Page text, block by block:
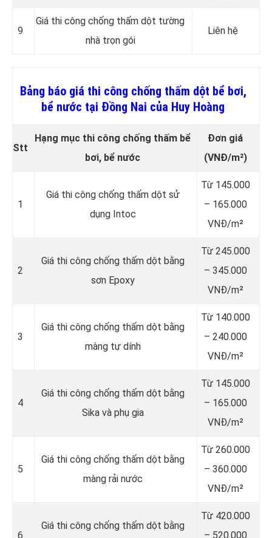
9
Giá thi công chống thấm dột tường
nhà trọn gói
Liên hệ
Bảng báo giá thi công chống thấm dột bể bơi,
bể nước tại Đồng Nai của Huy Hoàng
Stt
Hạng mục thi công chống thấm bể
bơi, bể nước
Đơn giá
(VNĐ/m²)
1
Giá thi công chống thấm dột sử
dụng Intoc
Từ 145.000
– 165.000
VNĐ/m²
2
Giá thi công chống thấm dột bằng
sơn Epoxy
Từ 245.000
– 345.000
VNĐ/m²
3
Giá thi công chống thấm dột bằng
màng tự dính
Từ 140.000
– 240.000
VNĐ/m²
4
Giá thi công chống thấm dột bằng
Sika và phụ gia
Từ 145.000
– 165.000
VNĐ/m²
5
Giá thi công chống thấm dột bằng
màng rải nước
Từ 260.000
– 360.000
VNĐ/m²
6
Giá thi công chống thấm dột bằng
Từ 420.000
– 520.000